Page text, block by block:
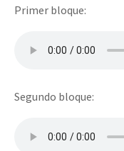
Primer bloque:
Segundo bloque: